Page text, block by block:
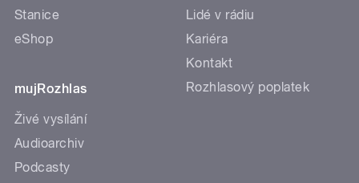
Stanice
eShop
mujRozhlas
Živé vysílání
Audioarchiv
Podcasty
Lidé v rádiu
Kariéra
Kontakt
Rozhlasový poplatek